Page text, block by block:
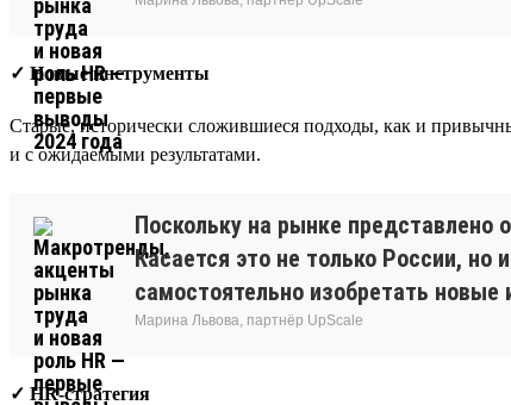
✓ Новые инструменты
Старые, исторически сложившиеся подходы, как и
и с ожидаемыми результатами.
Поскольку на рынке представлено
Касается это не только России,
самостоятельно изобретать
Марина Львова, партнёр UpScale
✓ HR-стратегия